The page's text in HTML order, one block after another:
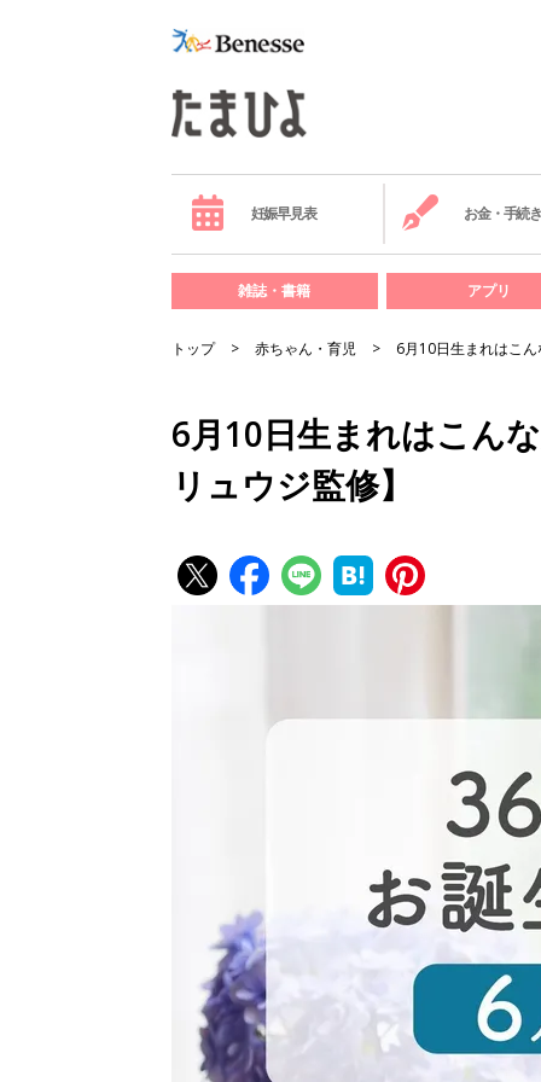
妊娠早見表 お金・手続き
雑誌・書籍 アプリ
トップ 赤ちゃん・育児 6月10日生まれはこ
6月10日生まれはこん
リュウジ監修】